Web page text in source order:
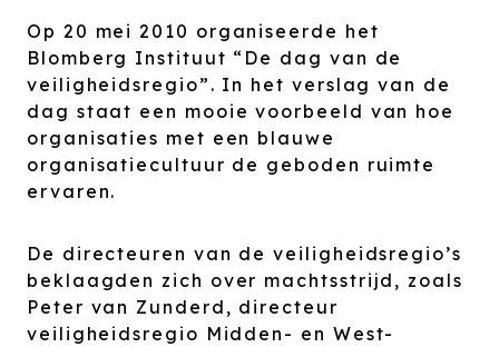
Op 20 mei 2010 organiseerde het
Blomberg Instituut “De dag van de
veiligheidsregio”. In het verslag van de
dag staat een mooie voorbeeld van hoe
organisaties met een blauwe
organisatiecultuur de geboden ruimte
ervaren.
De directeuren van de veiligheidsregio’s
beklaagden zich over machtsstrijd, zoals
Peter van Zunderd, directeur
veiligheidsregio Midden- en West-